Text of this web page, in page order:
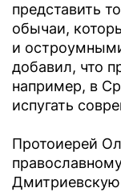
представить
обычаи,
и
добавил, что
например, в
испугать
Протоиерей
Дмитриевскую